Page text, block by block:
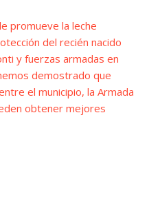
promueve la leche
del recién nacido
y fuerzas armadas en
demostrado que
el municipio, la Armada
obtener mejores